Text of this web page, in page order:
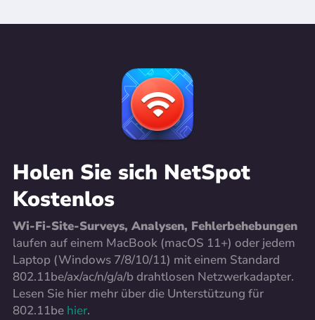
Holen Sie sich NetSpot
Kostenlos
Wi-Fi-Site-Surveys, Analysen, Fehlerbehebungen
laufen auf einem MacBook (macOS 11+) oder jedem
Laptop (Windows 7/8/10/11) mit einem Standard
802.11be/ax/ac/n/g/a/b drahtlosen Netzwerkadapter.
Lesen Sie hier mehr über die Unterstützung für
802.11be hier.